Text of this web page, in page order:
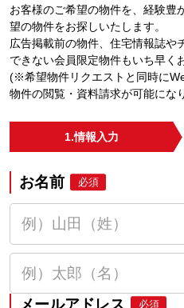
お客様のご希望の物件を、経験豊
望の物件をお探しいたします。
広告掲載前の物件、住宅情報誌や
できない会員限定物件もいち早く
(※希望物件リクエストと同時に
物件の閲覧・資料請求が可能にな
1.情報入力
お名前 必須
必須